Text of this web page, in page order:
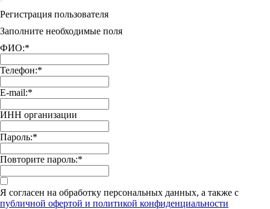
Регистрация пользователя
Заполните необходимые поля
ФИО:*
Телефон:*
E-mail:*
ИНН организации
Пароль:*
Повторите пароль:*
Я согласен на обработку персональных данных, а также с
публичной офертой и политикой конфиденциальности